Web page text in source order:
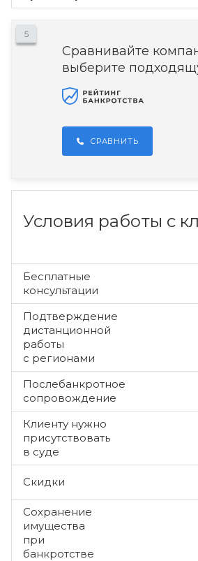
5
Сравнивайте
выберите
СРАВНИТЬ
Условия работы с
Бесплатные
консультации
Подтверждение
дистанционной
работы
с регионами
Послебанкротное
сопровождение
Клиенту нужно
присутствовать
в суде
Скидки
Сохранение
имущества
при
банкротстве